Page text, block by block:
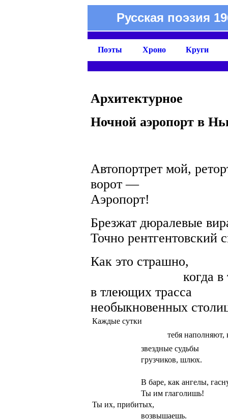
Русская поэзия
Поэты Хроно Круги
Архитектурное
Ночной аэропорт в
Автопортрет мой,
ворот —
Аэропорт!
Брезжат дюралевые
Точно рентгентовский
Как это страшно,
когда в тебе
в тлеющих трасса
необыкновенных
Каждые сутки
тебя наполняют,
звездные судьбы
грузчиков, шлюх.
В баре, как ангелы,
Ты им глаголишь!
Ты их, прибитых,
возвышаешь.